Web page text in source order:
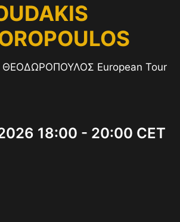
European Tour
18:00 - 20:00 CET